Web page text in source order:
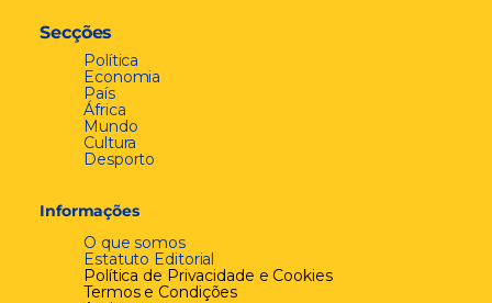
Secções
Política
Economia
País
África
Mundo
Cultura
Desporto
Informações
O que somos
Estatuto Editorial
Política de Privacidade e Cookies
Termos e Condições